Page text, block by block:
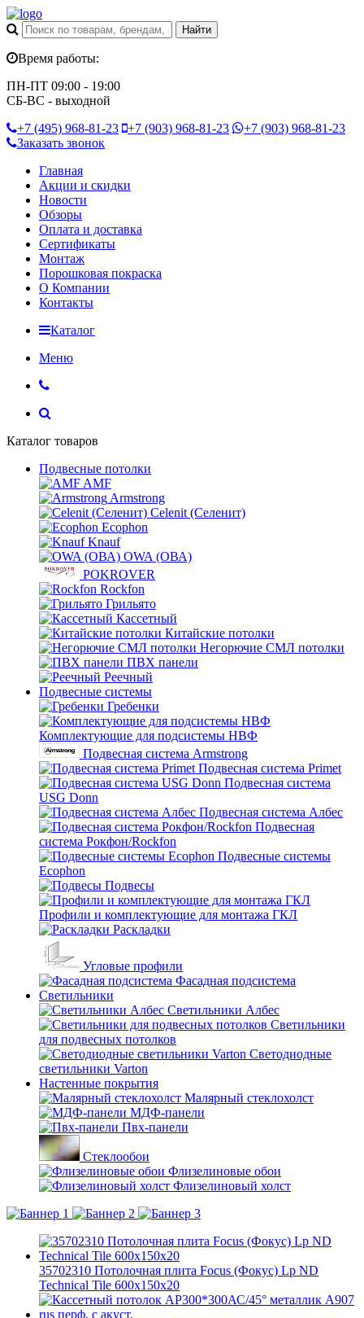
Время работы:
ПН-ПТ 09:00 - 19:00
СБ-ВС - выходной
+7 (495) 968-81-23 +7 (903) 968-81-23 +7 (903) 968-81-23
Заказать звонок
Главная
Акции и скидки
Новости
Обзоры
Оплата и доставка
Сертификаты
Монтаж
Порошковая покраска
О Компании
Контакты
Каталог
Меню
Каталог товаров
Подвесные потолки
AMF
Armstrong
Celenit (Селенит)
Ecophon
Knauf
OWA (ОВА)
POKROVER
Rockfon
Грильято
Кассетный
Китайские потолки
Негорючие СМЛ потолки
ПВХ панели
Реечный
Подвесные системы
Гребенки
Комплектующие для подсистемы НВФ
Подвесная система Armstrong
Подвесная система Primet
Подвесная система
USG Donn
Подвесная система Албес
Подвесная
система Рокфон/Rockfon
Подвесные системы
Ecophon
Подвесы
Профили и комплектующие для монтажа ГКЛ
Раскладки
Угловые профили
Фасадная подсистема
Светильники
Светильники Албес
Светильники
для подвесных потолков
Светодиодные
светильники Varton
Настенные покрытия
Малярный стеклохолст
МДФ-панели
Пвх-панели
Стеклообои
Флизелиновые обои
Флизелиновый холст
35702310 Потолочная плита Focus (Фокус) Lp ND
Technical Tile 600x150x20